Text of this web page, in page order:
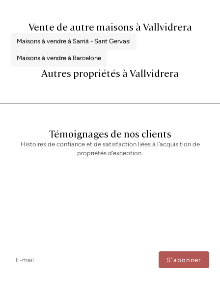
certificat d'habitabilité en cours de validité, qui seront fournis à toute
personne intéressée. Numéro d'enregistrement AICAT 2736, conformément
à la réglementation en vigueur. Les honoraires d'agence immobilière seront
Vente de autre maisons à Vallvidrera
Maisons à vendre à Sarrià - Sant Gervasi
Maisons à vendre à Barcelone
Autres propriétés à Vallvidrera
Témoignages de nos clients
Histoires de confiance et de satisfaction liées à l’acquisition de
propriétés d’exception.